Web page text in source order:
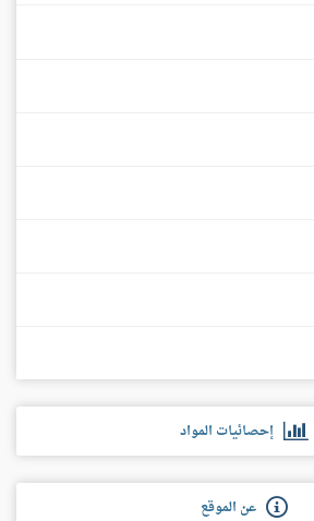
إحصائيات المواد
عن الموقع